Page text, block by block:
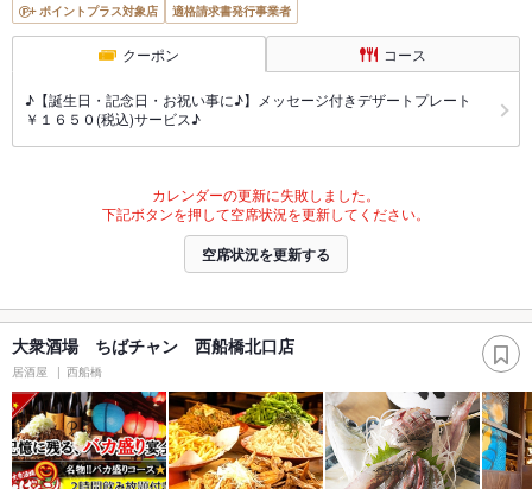
ポイントプラス対象店
適格請求書発行事業者
クーポン コース
♪【誕生日・記念日・お祝い事に♪】メッセージ付きデザートプレート
￥１６５０(税込)サービス♪
カレンダーの更新に失敗しました。
下記ボタンを押して空席状況を更新してください。
空席状況を更新する
大衆酒場 ちばチャン 西船橋北口店
居酒屋 西船橋